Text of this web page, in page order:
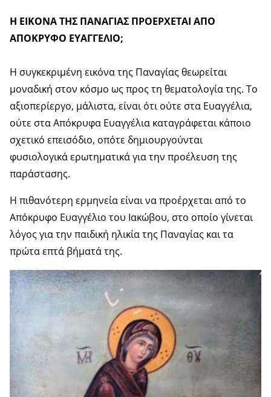
Η ΕΙΚΟΝΑ ΤΗΣ ΠΑΝΑΓΙΑΣ ΠΡΟΕΡΧΕΤΑΙ ΑΠΟ
ΑΠΟΚΡΥΦΟ ΕΥΑΓΓΕΛΙΟ;
Η συγκεκριμένη εικόνα της Παναγίας θεωρείται
μοναδική στον κόσμο ως προς τη θεματολογία της. Το
αξιοπερίεργο, μάλιστα, είναι ότι ούτε στα Ευαγγέλια,
ούτε στα Απόκρυφα Ευαγγέλια καταγράφεται κάποιο
σχετικό επεισόδιο, οπότε δημιουργούνται
φυσιολογικά ερωτηματικά για την προέλευση της
παράστασης.
Η πιθανότερη ερμηνεία είναι να προέρχεται από το
Απόκρυφο Ευαγγέλιο του Ιακώβου, στο οποίο γίνεται
λόγος για την παιδική ηλικία της Παναγίας και τα
πρώτα επτά βήματά της.